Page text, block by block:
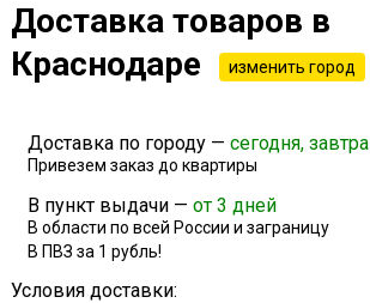
Доставка товаров в
Краснодаре
изменить город
Доставка по городу — сегодня, завтра
Привезем заказ до квартиры
В пункт выдачи — от 3 дней
В области по всей России и заграницу
В ПВЗ за 1 рубль!
Условия доставки: